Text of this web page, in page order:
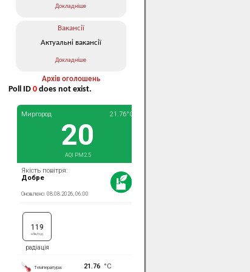
Докладніше
Вакансії
Актуальні вакансії
Докладніше
Архів оголошень
Poll ID 0 does not exist.